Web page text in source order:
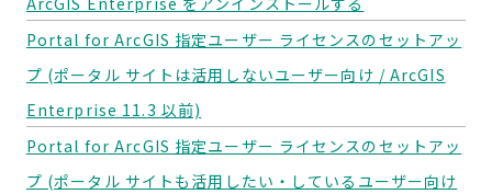
Portal for ArcGIS 指定ユーザー ライセンスのセットアッ
プ (ポータル サイトは活用しないユーザー向け / ArcGIS
Enterprise 11.3 以前)
Portal for ArcGIS 指定ユーザー ライセンスのセットアッ
プ (ポータル サイトも活用したい・しているユーザー向け